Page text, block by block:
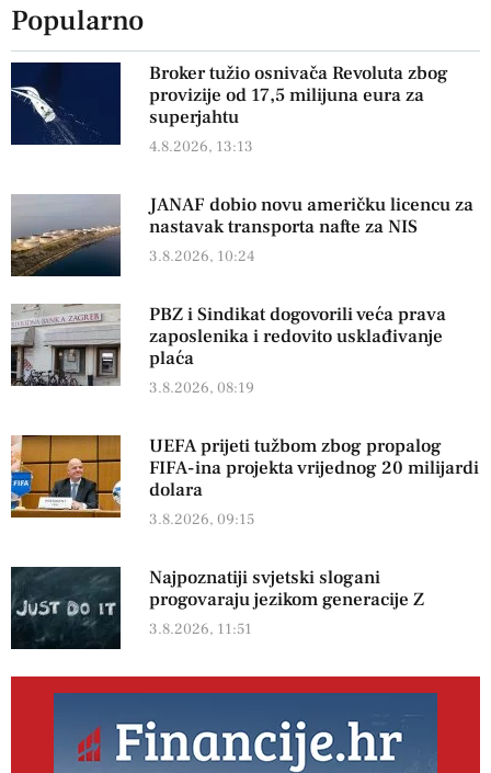
Popularno
Broker tužio osnivača Revoluta zbog
provizije od 17,5 milijuna eura za
superjahtu
4.8.2026, 13:13
JANAF dobio novu američku licencu za
nastavak transporta nafte za NIS
3.8.2026, 10:24
PBZ i Sindikat dogovorili veća prava
zaposlenika i redovito usklađivanje
plaća
3.8.2026, 08:19
UEFA prijeti tužbom zbog propalog
FIFA-ina projekta vrijednog 20 milijardi
dolara
3.8.2026, 09:15
Najpoznatiji svjetski slogani
progovaraju jezikom generacije Z
3.8.2026, 11:51